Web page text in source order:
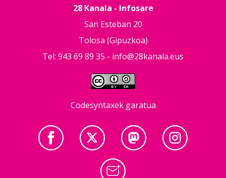
28 Kanala - Infosare
San Esteban 20
Tolosa (Gipuzkoa)
Tel: 943 69 89 35 - info@28kanala.eus
Codesyntaxek garatua